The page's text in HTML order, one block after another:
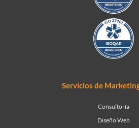
Servicios de
Consultoría
Diseño Web